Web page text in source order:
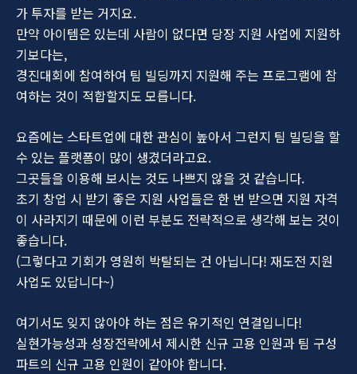
가 투자를 받는 거지요.
만약 아이템은 있는데 사람이 없다면 당장 지원 사업에 지원하
기보다는,
경진대회에 참여하여 팀 빌딩까지 지원해 주는 프로그램에 참
여하는 것이 적합할지도 모릅니다.
요즘에는 스타트업에 대한 관심이 높아서 그런지 팀 빌딩을 할
수 있는 플랫폼이 많이 생겼더라고요.
그곳들을 이용해 보시는 것도 나쁘지 않을 것 같습니다.
초기 창업 시 받기 좋은 지원 사업들은 한 번 받으면 지원 자격
이 사라지기 때문에 이런 부분도 전략적으로 생각해 보는 것이
좋습니다.
(그렇다고 기회가 영원히 박탈되는 건 아닙니다! 재도전 지원
사업도 있답니다~)
여기서도 잊지 않아야 하는 점은 유기적인 연결입니다!
실현가능성과 성장전략에서 제시한 신규 고용 인원과 팀 구성
파트의 신규 고용 인원이 같아야 합니다.